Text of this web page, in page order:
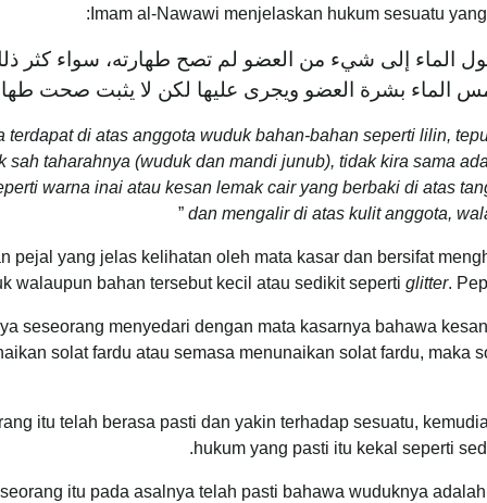
Imam al-Nawawi menjelaskan hukum sesuatu
الماء إلى شيء من العضو لم تصح طهارته، سواء كثر
يمس الماء بشرة العضو ويجرى عليها لكن لا يثبت صحت
terdapat di atas anggota wuduk bahan-bahan seperti lilin,
sah taharahnya (wuduk dan mandi junub), tidak kira sama
warna inai atau kesan lemak cair yang berbaki di atas
dan mengalir di atas kulit anggota,
”
pejal yang jelas kelihatan oleh mata kasar dan bersifat
walaupun bahan tersebut kecil atau sedikit seperti glitter.
seseorang menyedari dengan mata kasarnya bahawa kesan
solat fardu atau semasa menunaikan solat fardu,
itu telah berasa pasti dan yakin terhadap sesuatu,
hukum yang pasti itu kekal seperti
.
itu pada asalnya telah pasti bahawa wuduknya